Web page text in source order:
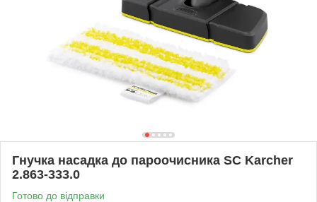
Гнучка насадка до пароочисника SC Karcher
2.863-333.0
Готово до відправки